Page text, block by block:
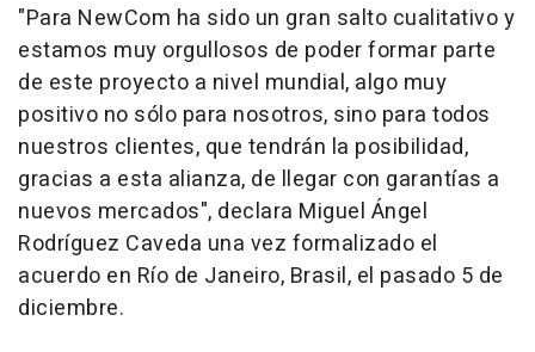
"Para NewCom ha sido un gran salto cualitativo y
estamos muy orgullosos de poder formar parte
de este proyecto a nivel mundial, algo muy
positivo no sólo para nosotros, sino para todos
nuestros clientes, que tendrán la posibilidad,
gracias a esta alianza, de llegar con garantías a
nuevos mercados", declara Miguel Ángel
Rodríguez Caveda una vez formalizado el
acuerdo en Río de Janeiro, Brasil, el pasado 5 de
diciembre.